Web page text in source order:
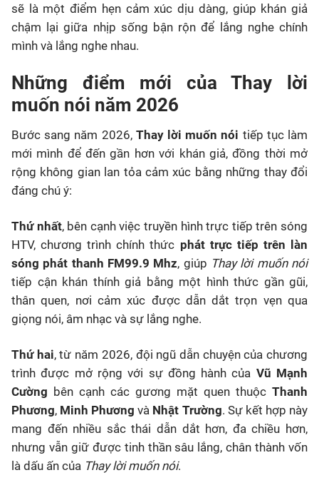
sẽ là một điểm hẹn cảm xúc dịu dàng, giúp khán giả
chậm lại giữa nhịp sống bận rộn để lắng nghe chính
mình và lắng nghe nhau.
Những điểm mới của Thay lời
muốn nói năm 2026
Bước sang năm 2026, Thay lời muốn nói tiếp tục làm
mới mình để đến gần hơn với khán giả, đồng thời mở
rộng không gian lan tỏa cảm xúc bằng những thay đổi
đáng chú ý:
Thứ nhất, bên cạnh việc truyền hình trực tiếp trên sóng
HTV, chương trình chính thức phát trực tiếp trên làn
sóng phát thanh FM99.9 Mhz, giúp Thay lời muốn nói
tiếp cận khán thính giả bằng một hình thức gần gũi,
thân quen, nơi cảm xúc được dẫn dắt trọn vẹn qua
giọng nói, âm nhạc và sự lắng nghe.
Thứ hai, từ năm 2026, đội ngũ dẫn chuyện của chương
trình được mở rộng với sự đồng hành của Vũ Mạnh
Cường bên cạnh các gương mặt quen thuộc Thanh
Phương, Minh Phương và Nhật Trường. Sự kết hợp này
mang đến nhiều sắc thái dẫn dắt hơn, đa chiều hơn,
nhưng vẫn giữ được tinh thần sâu lắng, chân thành vốn
là dấu ấn của Thay lời muốn nói.